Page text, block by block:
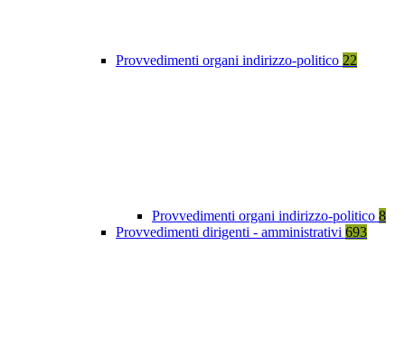
Provvedimenti organi indirizzo-politico 22
Provvedimenti organi indirizzo-politico 8
Provvedimenti dirigenti - amministrativi 693